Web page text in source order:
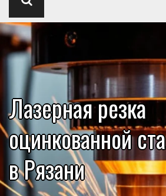
Лазерная резка
оцинкованной
в Рязани